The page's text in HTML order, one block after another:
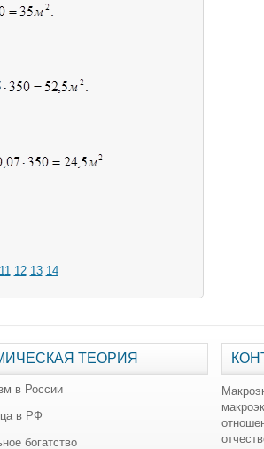
11 12 13 14
ТЕОРИЯ
в России
в РФ
богатство